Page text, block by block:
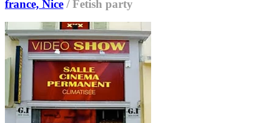
france, Nice / Fetish party